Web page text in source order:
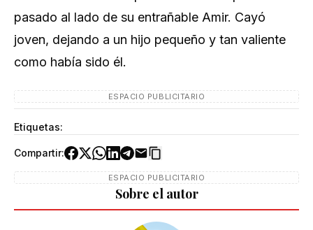
pasado al lado de su entrañable Amir. Cayó
joven, dejando a un hijo pequeño y tan valiente
como había sido él.
ESPACIO PUBLICITARIO
Etiquetas:
Compartir:
ESPACIO PUBLICITARIO
Sobre el autor